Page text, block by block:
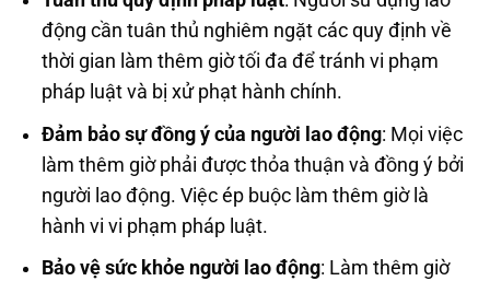
động cần tuân thủ nghiêm ngặt các quy định về
thời gian làm thêm giờ tối đa để tránh vi phạm
pháp luật và bị xử phạt hành chính.
Đảm bảo sự đồng ý của người lao động: Mọi việc
làm thêm giờ phải được thỏa thuận và đồng ý bởi
người lao động. Việc ép buộc làm thêm giờ là
hành vi vi phạm pháp luật.
Bảo vệ sức khỏe người lao động: Làm thêm giờ